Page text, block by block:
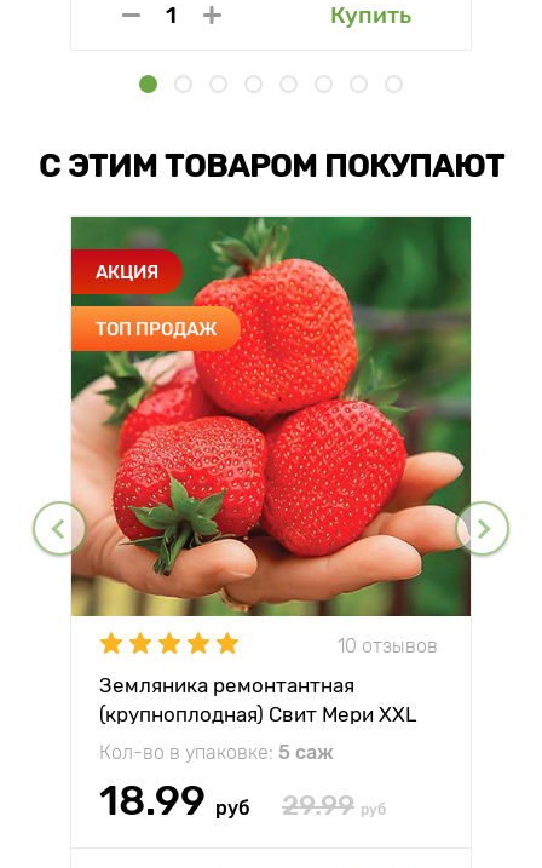
Купить
С ЭТИМ ТОВАРОМ ПОКУПАЮТ
АКЦИЯ
ТОП ПРОДАЖ
10 отзывов
Земляника ремонтантная
(крупноплодная) Свит Мери XXL
Кол-во в упаковке: 5 саж
18.99 руб 29.99 руб